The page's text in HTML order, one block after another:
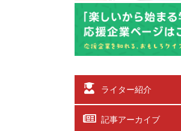
ライター紹介
記事アーカイブ